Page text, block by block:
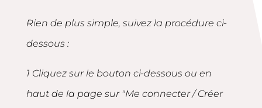
Rien de plus simple, suivez la procédure ci-
dessous :
1 Cliquez sur le bouton ci-dessous ou en
haut de la page sur "Me connecter / Créer